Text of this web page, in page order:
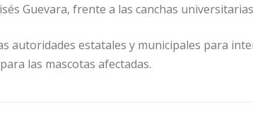
Guevara, frente a las canchas
autoridades estatales y municipales para
las mascotas afectadas.